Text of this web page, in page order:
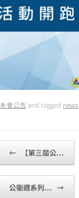
系會公告 and tagged news
← 【第三屆公...
公衛週系列... →